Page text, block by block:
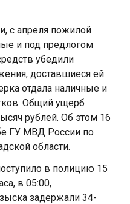
с апреля пожилой
и под предлогом
убедили
доставшиеся ей
отдала наличные и
Общий ущерб
рублей. Об этом 16
ГУ МВД России по
области.
в полицию 15
в 05:00,
задержали 34-